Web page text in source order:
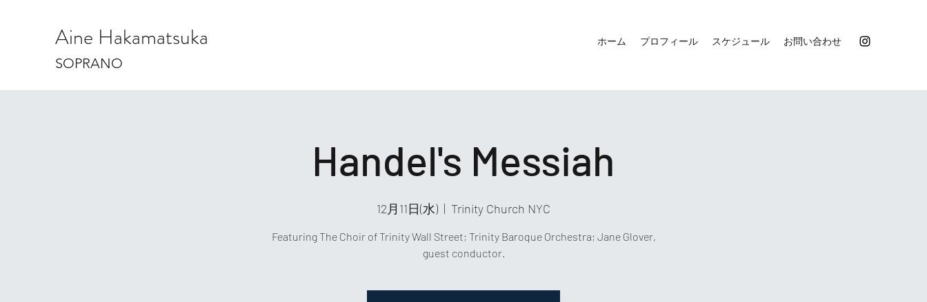
Aine Hakamatsuka
SOPRANO
ホーム プロフィール スケジュール お問い合わせ
Handel's Messiah
12月11日(水)
  |
Trinity Church NYC
Featuring The Choir of Trinity Wall Street; Trinity Baroque Orchestra; Jane Glover,
guest conductor.